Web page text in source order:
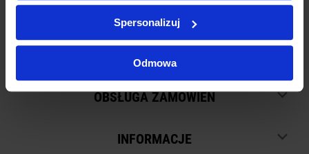
Spersonalizuj
Odmowa
SKLEP
OBSŁUGA ZAMÓWIEŃ
INFORMACJE